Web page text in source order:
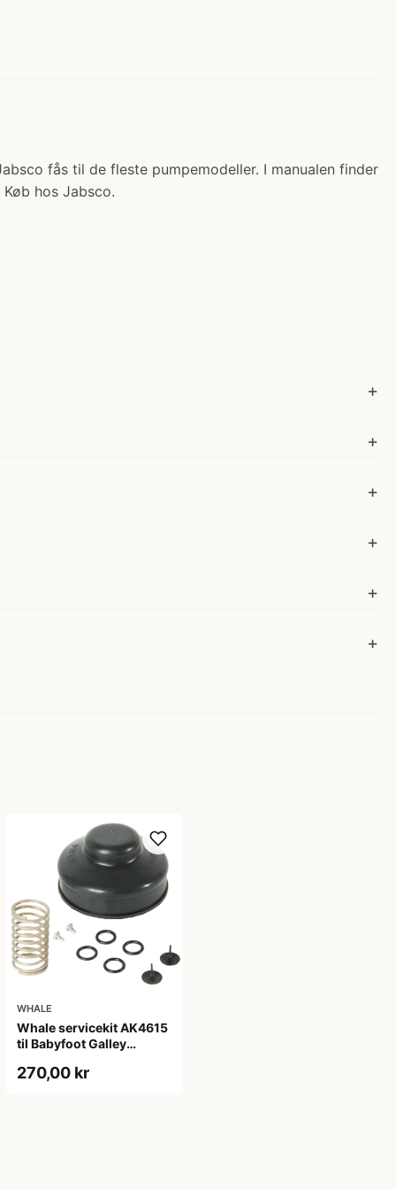
fås til de fleste pumpemodeller. I manualen finder
hos Jabsco.
WHALE
Whale servicekit AK4615
til Babyfoot Galley
270,00 kr